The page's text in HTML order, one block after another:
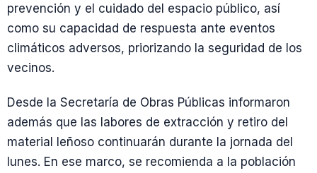
prevención y el cuidado del espacio público, así
como su capacidad de respuesta ante eventos
climáticos adversos, priorizando la seguridad de los
vecinos.
Desde la Secretaría de Obras Públicas informaron
además que las labores de extracción y retiro del
material leñoso continuarán durante la jornada del
lunes. En ese marco, se recomienda a la población